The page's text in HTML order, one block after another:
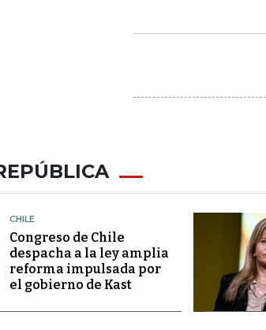
CHILE
Congreso de Chile
despacha a la ley amplia
reforma impulsada por
el gobierno de Kast